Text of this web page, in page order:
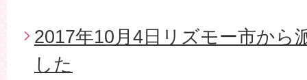
2017年10月4日リズモー市から
した